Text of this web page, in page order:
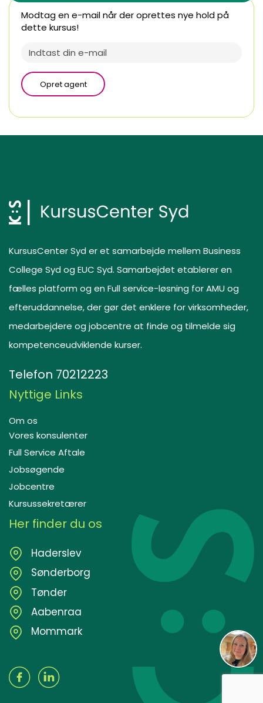
Modtag en e-mail når der oprettes nye hold på
dette kursus!
Opret agent
KursusCenter Syd er et samarbejde mellem Business
College Syd og EUC Syd. Samarbejdet etablerer en
fælles platform og en Full service-løsning for AMU og
efteruddannelse, der gør det enklere for virksomheder,
medarbejdere og jobcentre at finde og tilmelde sig
kompetenceudviklende kurser.
Telefon 70212223
Nyttige Links
Om os
Vores konsulenter
Full Service Aftale
Jobsøgende
Jobcentre
Kursussekretærer
Her finder du os
Haderslev
Sønderborg
Tønder
Aabenraa
Mommark